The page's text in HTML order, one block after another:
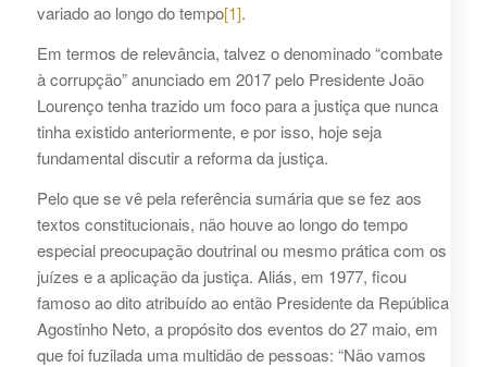
variado ao longo do tempo[1].
Em termos de relevância, talvez o denominado “combate
à corrupção” anunciado em 2017 pelo Presidente João
Lourenço tenha trazido um foco para a justiça que nunca
tinha existido anteriormente, e por isso, hoje seja
fundamental discutir a reforma da justiça.
Pelo que se vê pela referência sumária que se fez aos
textos constitucionais, não houve ao longo do tempo
especial preocupação doutrinal ou mesmo prática com os
juízes e a aplicação da justiça. Aliás, em 1977, ficou
famoso ao dito atribuído ao então Presidente da República
Agostinho Neto, a propósito dos eventos do 27 maio, em
que foi fuzilada uma multidão de pessoas: “Não vamos